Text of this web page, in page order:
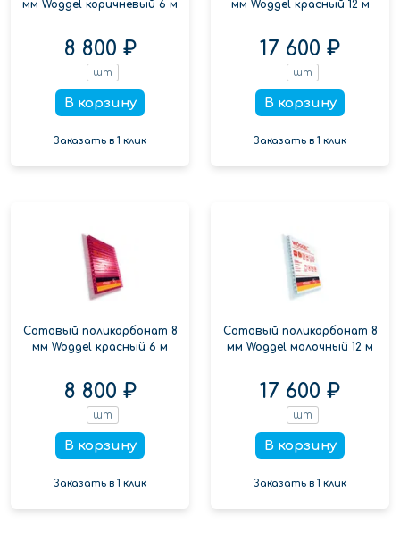
мм Woggel коричневый 6 м
8 800 ₽
шт
В корзину
Заказать в 1 клик
мм Woggel красный 12 м
17 600 ₽
шт
В корзину
Заказать в 1 клик
Сотовый поликарбонат 8
мм Woggel красный 6 м
8 800 ₽
шт
В корзину
Заказать в 1 клик
Сотовый поликарбонат 8
мм Woggel молочный 12 м
17 600 ₽
шт
В корзину
Заказать в 1 клик